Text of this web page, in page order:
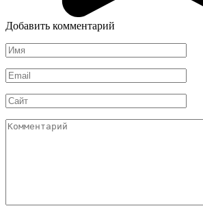
Добавить комментарий
Имя
*
Email
*
Сайт
Комментарий